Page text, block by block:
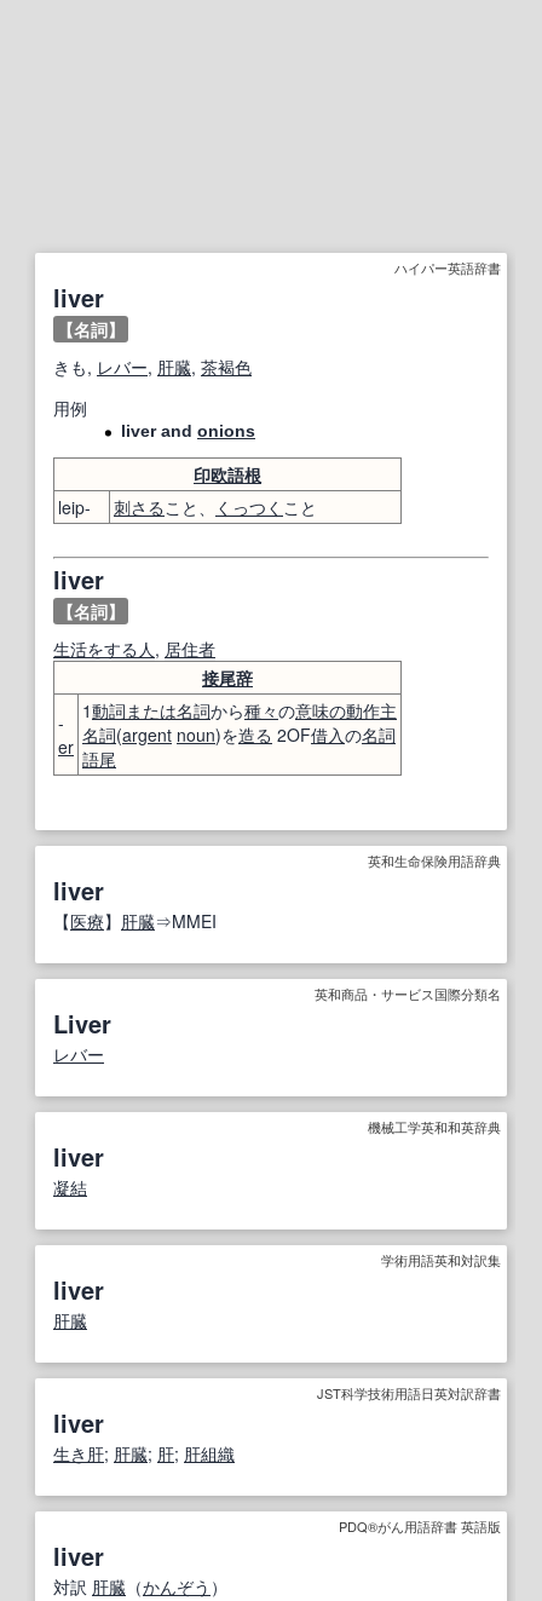
ハイパー英語辞書
liver
【名詞】
きも, レバー, 肝臓, 茶褐色
用例
liver and onions
印欧語根
leip-
刺さること、 くっつく こと
liver
【名詞】
生活をする 人, 居住者
接尾辞
-
er
1動詞または名詞から種々の意味の動作主
名詞(argent noun)を造る 2OF借入の名詞
語尾
英和生命保険用語辞典
liver
【医療】 肝臓⇒MMEI
英和商品・サービス国際分類名
Liver
レバー
機械工学英和和英辞典
liver
凝結
学術用語英和対訳集
liver
肝臓
JST科学技術用語日英対訳辞書
liver
生き肝; 肝臓; 肝; 肝組織
PDQ®がん用語辞書 英語版
liver
対訳 肝臓 （かんぞう ）